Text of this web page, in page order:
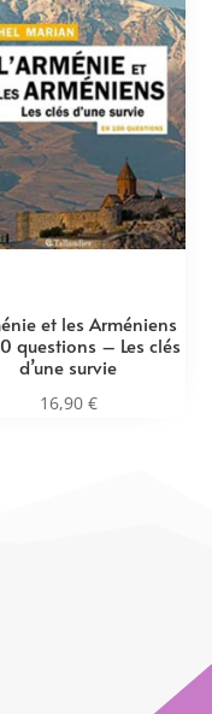
et les Arméniens
questions – Les clés
d’une survie
16,90 €